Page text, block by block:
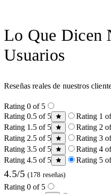
Lo Que Dicen
Usuarios
Reseñas reales de nuestros
Rating 0 of 5
Rating 0.5 of 5
Rating 1
Rating 1.5 of 5
Rating 2
Rating 2.5 of 5
Rating 3
Rating 3.5 of 5
Rating 4
Rating 4.5 of 5
Rating 5
4.5/5 (178 reseñas)
Rating 0 of 5